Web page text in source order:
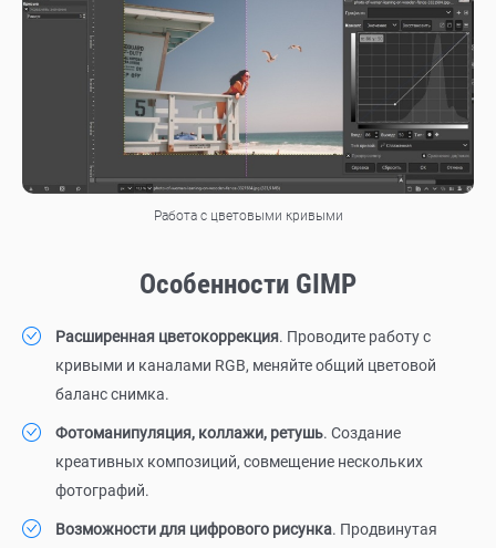
Работа с цветовыми кривыми
Особенности GIMP
Расширенная цветокоррекция. Проводите работу с
кривыми и каналами RGB, меняйте общий цветовой
баланс снимка.
Фотоманипуляция, коллажи, ретушь. Создание
креативных композиций, совмещение нескольких
фотографий.
Возможности для цифрового рисунка. Продвинутая